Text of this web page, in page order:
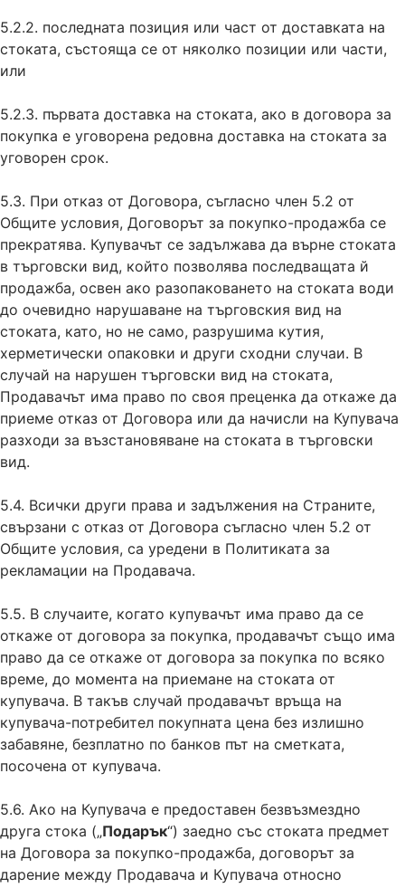
5.2.2. последната позиция или част от доставката на
стоката, състояща се от няколко позиции или части,
или
5.2.3. първата доставка на стоката, ако в договора за
покупка е уговорена редовна доставка на стоката за
уговорен срок.
5.3. При отказ от Договора, съгласно член 5.2 от
Общите условия, Договорът за покупко-продажба се
прекратява. Купувачът се задължава да върне стоката
в търговски вид, който позволява последващата й
продажба, освен ако разопаковането на стоката води
до очевидно нарушаване на търговския вид на
стоката, като, но не само, разрушима кутия,
херметически опаковки и други сходни случаи. В
случай на нарушен търговски вид на стоката,
Продавачът има право по своя преценка да откаже да
приеме отказ от Договора или да начисли на Купувача
разходи за възстановяване на стоката в търговски
вид.
5.4. Всички други права и задължения на Страните,
свързани с отказ от Договора съгласно член 5.2 от
Общите условия, са уредени в Политиката за
рекламации на Продавача.
5.5. В случаите, когато купувачът има право да се
откаже от договора за покупка, продавачът също има
право да се откаже от договора за покупка по всяко
време, до момента на приемане на стоката от
купувача. В такъв случай продавачът връща на
купувача-потребител покупната цена без излишно
забавяне, безплатно по банков път на сметката,
посочена от купувача.
5.6. Ако на Купувача е предоставен безвъзмездно
друга стока („Подарък“) заедно със стоката предмет
на Договора за покупко-продажба, договорът за
дарение между Продавача и Купувача относно